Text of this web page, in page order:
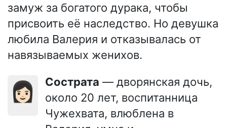
замуж за богатого дурака, чтобы
присвоить её наследство. Но девушка
любила Валерия и отказывалась от
навязываемых женихов.
👩🏻 Сострата — дворянская дочь,
около 20 лет, воспитанница
Чужехвата, влюблена в